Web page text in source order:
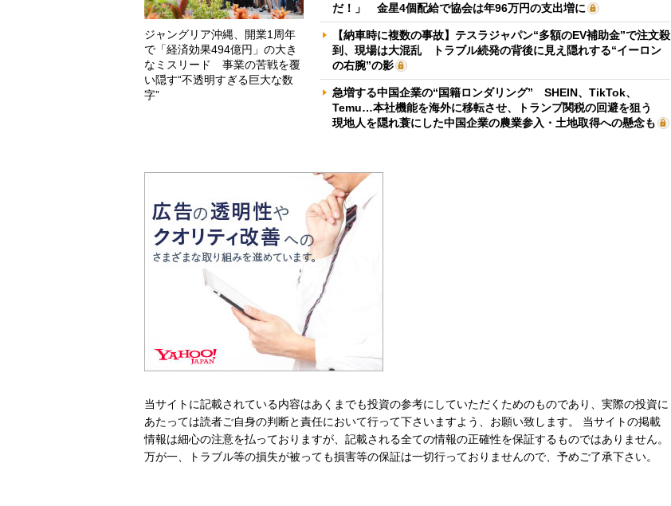
ジャングリア沖縄、開業1周年
で「経済効果494億円」の大き
なミスリード 事業の苦戦を覆
い隠す“不透明すぎる巨大な数
字”
だ！」 金星4個配給で協会は年96万円の支出増に
【納車時に複数の事故】テスラジャパン“多額のEV補助金”で注文殺
到、現場は大混乱 トラブル続発の背後に見え隠れする“イーロン
の右腕”の影
急増する中国企業の“国籍ロンダリング” SHEIN、TikTok、
Temu…本社機能を海外に移転させ、トランプ関税の回避を狙う
現地人を隠れ蓑にした中国企業の農業参入・土地取得への懸念も
当サイトに記載されている内容はあくまでも投資の参考にしていただくためのものであり、実際の投資に
あたっては読者ご自身の判断と責任において行って下さいますよう、お願い致します。 当サイトの掲載
情報は細心の注意を払っておりますが、記載される全ての情報の正確性を保証するものではありません。
万が一、トラブル等の損失が被っても損害等の保証は一切行っておりませんので、予めご了承下さい。